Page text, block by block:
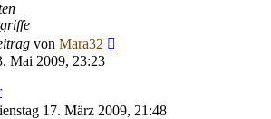
von Mara32
Mai 2009, 23:23
17. März 2009, 21:48